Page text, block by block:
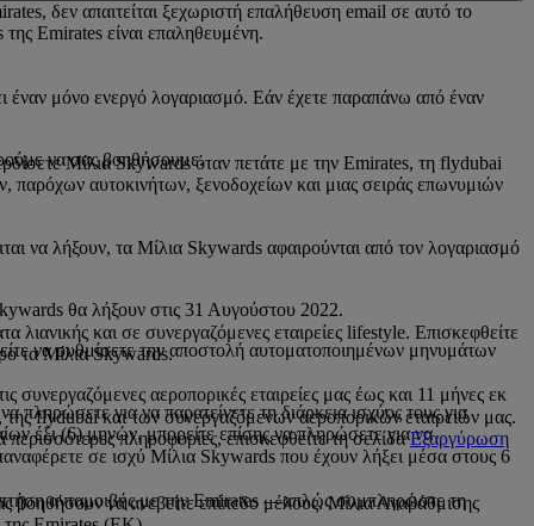
δεν απαιτείται ξεχωριστή επαλήθευση email σε αυτό το
Emirates είναι επαληθευμένη.
μόνο ενεργό λογαριασμό. Εάν έχετε παραπάνω από έναν
να σας βοηθήσουμε.
Μίλια Skywards όταν πετάτε με την Emirates, τη flydubai
αυτοκινήτων, ξενοδοχείων και μιας σειράς επωνυμιών
να λήξουν, τα Μίλια Skywards αφαιρούνται από τον λογαριασμό
θα λήξουν στις 31 Αυγούστου 2022.
να ρυθμίσετε την αποστολή αυτοματοποιημένων μηνυμάτων
για να παρατείνετε τη διάρκεια ισχύος τους για
έξι (6) μηνών, μπορείτε επίσης να πληρώσετε για να
και σε συνεργαζόμενες εταιρείες lifestyle. Επισκεφθείτε
τα Μίλια Skywards.
συνεργαζόμενες αεροπορικές εταιρείες μας έως και 11 μήνες εκ
σε ισχύ Μίλια Skywards που έχουν λήξει μέσα στους 6
flydubai και των συνεργαζόμενων αεροπορικών εταιρειών μας.
πληροφορίες, επισκεφθείτε τη σελίδαΕξαργύρωση
ανταμοιβής με την Emirates —απλώς συμπληρώστε τη
βοηθήσουν να ανεβείτε επίπεδο μέλους. Μίλια Αναβάθμισης